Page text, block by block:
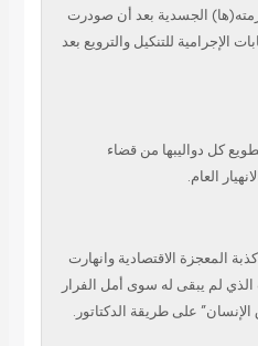
الجسدية بعد أن صودرت
للتنكيل والترويع بعد
كل دواليبها من قضاء
العام.
المعجزة الاقتصادية وانهارت
لم يبقى له سوى أمل الفرار
الإنسان” على طريقة الدكتاتور.